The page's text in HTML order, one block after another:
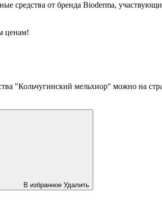
средства от бренда Bioderma,
ценам!
"Кольчугинский мельхиор" можно на
В избранное Удалить